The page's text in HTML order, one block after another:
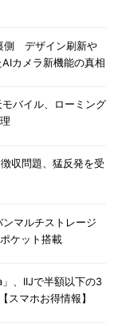
側 デザイン刷新や
カメラ新機能の真相
バイル、ローミング
収問題、猛反発を受
ンマルチストレージ
ケット搭載
、IIJで半額以下の3
マホお得情報】